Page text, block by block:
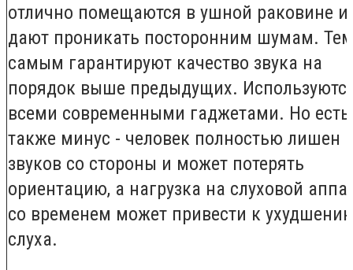
отлично помещаются в ушной раковине и
дают проникать посторонним шумам. Тем
самым гарантируют качество звука на
порядок выше предыдущих.
всеми современными гаджетами. Но есть
также минус - человек полностью лишен
звуков со стороны и может потерять
ориентацию, а нагрузка на слуховой
со временем может привести к
слуха.